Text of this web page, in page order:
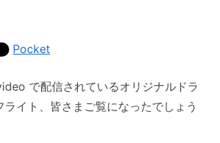
Pocket
で配信されているオリジナルドラ
ライト、皆さまご覧になったでしょう